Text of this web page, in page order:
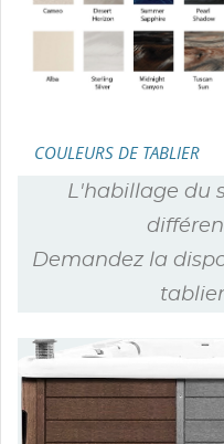
COULEURS DE TABLIER
L'habillage du
Demandez la